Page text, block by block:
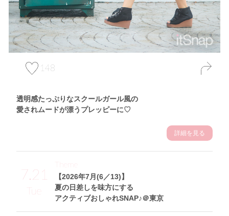
148
透明感たっぷりなスクールガール風の
愛されムードが漂うプレッピーに♡
詳細を見る
7.21
Tue
【2026年7月(6／13)】
夏の日差しを味方にする
アクティブおしゃれSNAP♪＠東京
Theme